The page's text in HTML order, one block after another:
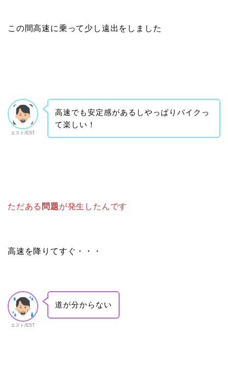
この間高速に乗って少し遠出をしました
エスト/EST
高速でも安定感があるしやっぱりバイクっ
て楽しい！
ただある 問題が発生したんです
高速を降りてすぐ・・・
エスト/EST
道が分からない